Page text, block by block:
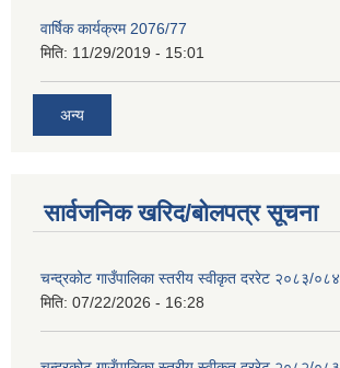
वार्षिक कार्यक्रम 2076/77
मिति: 11/29/2019 - 15:01
अन्य
सार्वजनिक खरिद/बोलपत्र सूचना
चन्द्रकोट गाउँपालिका स्तरीय स्वीकृत दररेट २०८३/०८४
मिति: 07/22/2026 - 16:28